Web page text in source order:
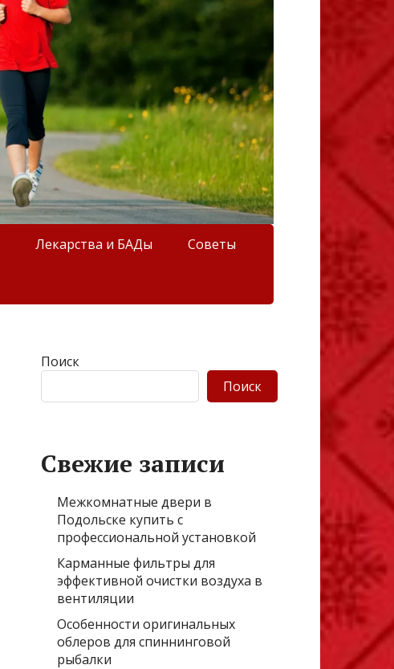
Лекарства и БАДы Советы
Поиск
Поиск
Свежие записи
Межкомнатные двери в
Подольске купить с
профессиональной установкой
Карманные фильтры для
эффективной очистки воздуха в
вентиляции
Особенности оригинальных
облеров для спиннинговой
рыбалки